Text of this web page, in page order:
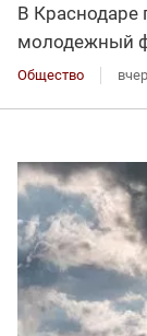
В Краснодаре
молодежный
Общество